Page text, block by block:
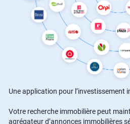
Une application pour l’investissement
Votre recherche immobilière peut
agrégateur d’annonces immobilières